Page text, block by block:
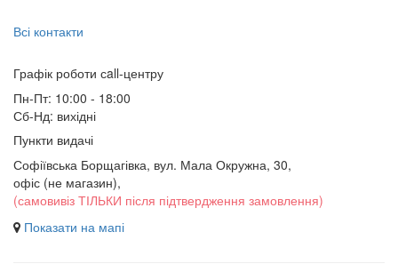
Всі контакти
Графік роботи сall-центру
Пн-Пт: 10:00 - 18:00
Сб-Нд: вихідні
Пункти видачі
Софіївська Борщагівка, вул. Мала Окружна, 30,
офіс (не магазин),
(самовивіз ТІЛЬКИ після підтвердження замовлення)
Показати на мапі